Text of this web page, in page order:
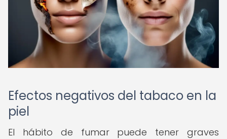
Efectos negativos del tabaco en la
piel
El hábito de fumar puede tener graves